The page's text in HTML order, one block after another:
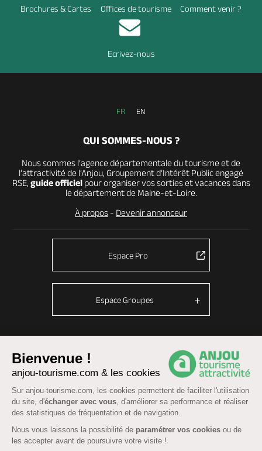
Bienvenue !
anjou-tourisme.com & les cookies
Sur anjou-tourisme.com, les cookies permettent de faciliter l'utilisation
du site, d'échanger avec vous, d'améliorer sa performance et réaliser
des statistiques de fréquentation et de navigation.
Nous vous laissons la possibilité de paramétrer vos cookies ou de
les accepter avant de poursuivre votre visite !
Brochures & Cartes Offices de tourisme Comment venir ?
Ecrivez-nous
FR EN
QUI SOMMES-NOUS ?
Nous sommes l’agence départementale du tourisme et de
l’attractivité de l’Anjou, Groupement d’Intérêt Public engagé
RSE, guide officielpour organiser vos sorties et vacances dans
le département de Maine-et-Loire.
À propos - Devenir annonceur
Espace Pro
Espace Groupes
© Anjou tourisme 2026 - Fonctionnement du site
Mentions légales-Données personnelles-Cookies
CGU Réservation
Accessibilité : partiellement conforme